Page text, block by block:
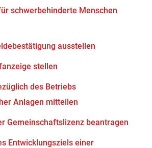
schwerbehinderte Menschen
ausstellen
stellen
des Betriebs
Anlagen mitteilen
Gemeinschaftslizenz beantragen
Entwicklungsziels einer